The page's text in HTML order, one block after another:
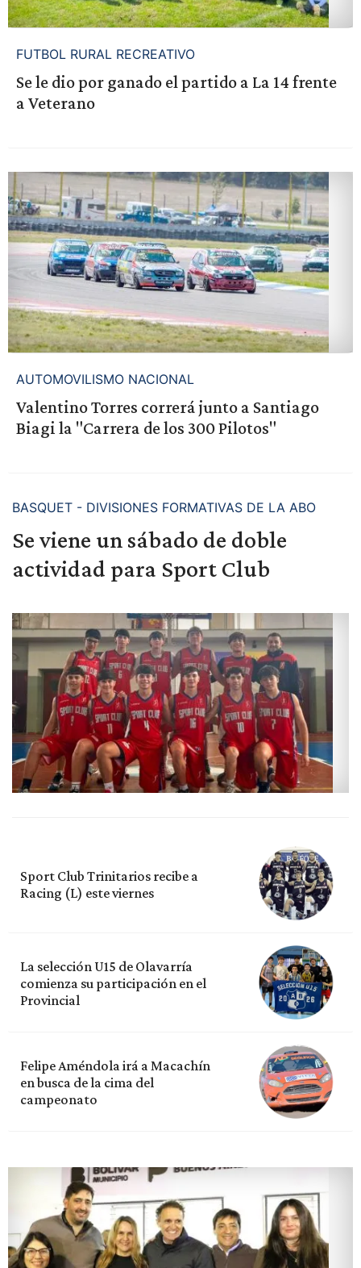
FUTBOL RURAL RECREATIVO
Se le dio por ganado el partido a La 14 frente
a Veterano
AUTOMOVILISMO NACIONAL
Valentino Torres correrá junto a Santiago
Biagi la "Carrera de los 300 Pilotos"
BASQUET - DIVISIONES FORMATIVAS DE LA ABO
Se viene un sábado de doble
actividad para Sport Club
Sport Club Trinitarios recibe a
Racing (L) este viernes
La selección U15 de Olavarría
comienza su participación en el
Provincial
Felipe Améndola irá a Macachín
en busca de la cima del
campeonato